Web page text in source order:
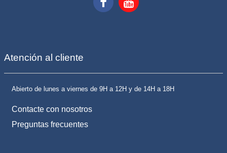
Atención al cliente
Abierto de lunes a viernes de 9H a 12H y de 14H a 18H
Contacte con nosotros
Preguntas frecuentes